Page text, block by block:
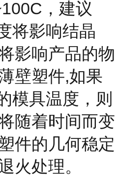
，建议
将影响结晶
影响产品的物
壁塑件,如果
模具温度，则
随着时间而变
件的几何稳定
火处理。